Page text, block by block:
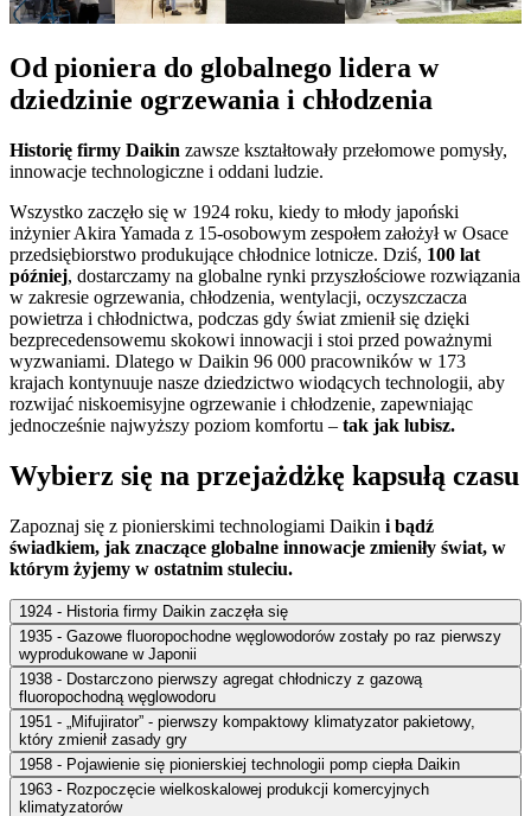
Od pioniera do globalnego lidera w
dziedzinie ogrzewania i chłodzenia
Historię firmy Daikin zawsze kształtowały przełomowe pomysły,
innowacje technologiczne i oddani ludzie.
Wszystko zaczęło się w 1924 roku, kiedy to młody japoński
inżynier Akira Yamada z 15-osobowym zespołem założył w Osace
przedsiębiorstwo produkujące chłodnice lotnicze. Dziś, 100 lat
później, dostarczamy na globalne rynki przyszłościowe rozwiązania
w zakresie ogrzewania, chłodzenia, wentylacji, oczyszczacza
powietrza i chłodnictwa, podczas gdy świat zmienił się dzięki
bezprecedensowemu skokowi innowacji i stoi przed poważnymi
wyzwaniami. Dlatego w Daikin 96 000 pracowników w 173
krajach kontynuuje nasze dziedzictwo wiodących technologii, aby
rozwijać niskoemisyjne ogrzewanie i chłodzenie, zapewniając
jednocześnie najwyższy poziom komfortu – tak jak lubisz.
Wybierz się na przejażdżkę kapsułą czasu
Zapoznaj się z pionierskimi technologiami Daikin i bądź
świadkiem, jak znaczące globalne innowacje zmieniły świat, w
którym żyjemy w ostatnim stuleciu.
1924 - Historia firmy Daikin zaczęła się
1935 - Gazowe fluoropochodne węglowodorów zostały po raz pierwszy
wyprodukowane w Japonii
1938 - Dostarczono pierwszy agregat chłodniczy z gazową
fluoropochodną węglowodoru
1951 - „Mifujirator” - pierwszy kompaktowy klimatyzator pakietowy,
który zmienił zasady gry
1958 - Pojawienie się pionierskiej technologii pomp ciepła Daikin
1963 - Rozpoczęcie wielkoskalowej produkcji komercyjnych
klimatyzatorów